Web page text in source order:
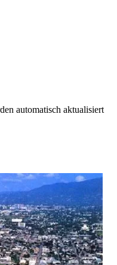
automatisch aktualisiert